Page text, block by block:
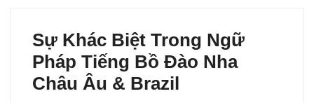
Sự Khác Biệt Trong Ngữ
Pháp Tiếng Bồ Đào Nha
Châu Âu & Brazil